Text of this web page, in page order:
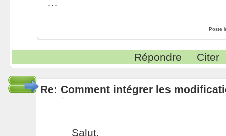
```
Poste
Répondre Citer
Re: Comment intégrer les
Salut,